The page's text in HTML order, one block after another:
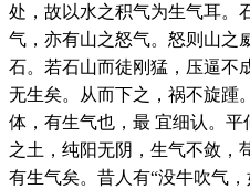
处，故以水之积气为生气耳。
气，亦有山之怒气。怒则山之
石。若石山而徒刚猛，压逼不
无生矣。从而下之，祸不旋踵
体，有生气也，最 宜细认。
之土，纯阳无阴，生气不敛，
有生气矣。昔人有“没牛吹气